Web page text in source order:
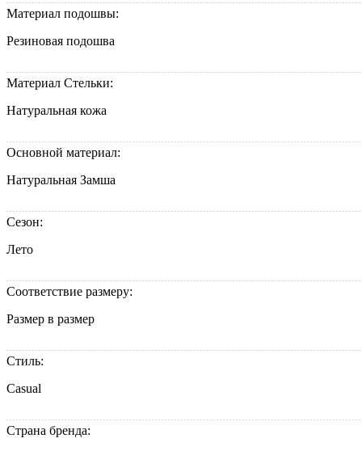
Материал подошвы:
Резиновая подошва
Материал Стельки:
Натуральная кожа
Основной материал:
Натуральная Замша
Сезон:
Лето
Соответствие размеру:
Размер в размер
Стиль:
Casual
Страна бренда: